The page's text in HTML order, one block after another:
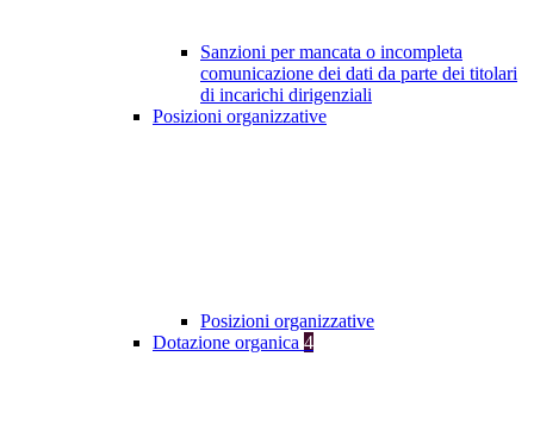
Sanzioni per mancata o incompleta
comunicazione dei dati da parte dei titolari
di incarichi dirigenziali
Posizioni organizzative
Posizioni organizzative
Dotazione organica 4